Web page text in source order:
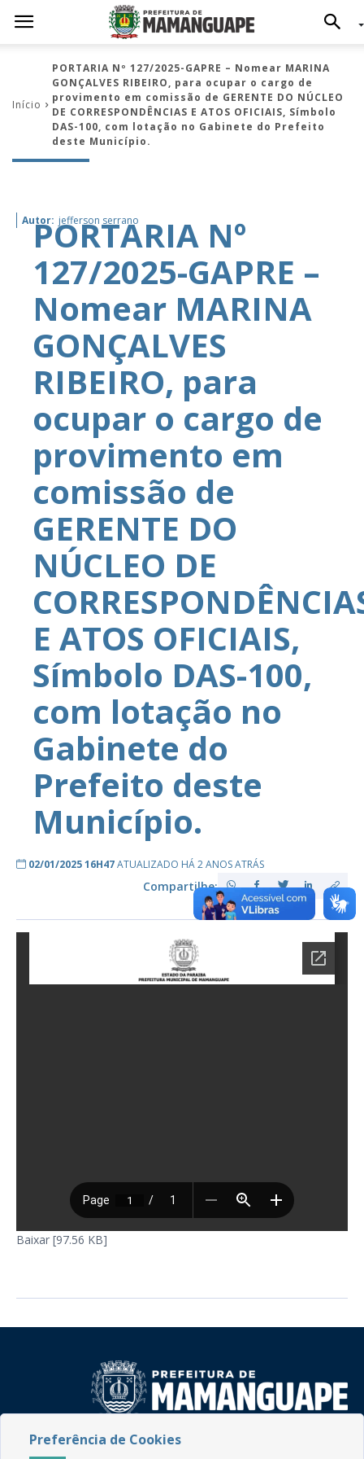
Início
PORTARIA Nº 127/2025-GAPRE – Nomear MARINA
GONÇALVES RIBEIRO, para ocupar o cargo de
provimento em comissão de GERENTE DO NÚCLEO
DE CORRESPONDÊNCIAS E ATOS OFICIAIS, Símbolo
DAS-100, com lotação no Gabinete do Prefeito
deste Município.
Autor: jefferson serrano
PORTARIA Nº
127/2025-GAPRE –
Nomear MARINA
GONÇALVES
RIBEIRO, para
ocupar o cargo de
provimento em
comissão de
GERENTE DO
NÚCLEO DE
E ATOS OFICIAIS,
Símbolo DAS-100,
com lotação no
Gabinete do
Prefeito deste
Município.
02/01/2025 16H47ATUALIZADO HÁ 2 ANOS ATRÁS
Compartilhe:
Baixar [97.56 KB]
Rua do Imperador, 78, Centro
Preferência de Cookies